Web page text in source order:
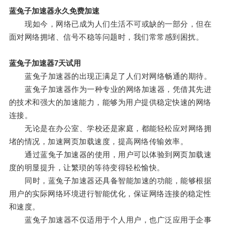
蓝兔子加速器永久免费加速
现如今，网络已成为人们生活不可或缺的一部分，但在
面对网络拥堵、信号不稳等问题时，我们常常感到困扰。
蓝兔子加速器7天试用
蓝兔子加速器的出现正满足了人们对网络畅通的期待。
蓝兔子加速器作为一种专业的网络加速器，凭借其先进
的技术和强大的加速能力，能够为用户提供稳定快速的网络
连接。
无论是在办公室、学校还是家庭，都能轻松应对网络拥
堵的情况，加速网页加载速度，提高网络传输效率。
通过蓝兔子加速器的使用，用户可以体验到网页加载速
度的明显提升，让繁琐的等待变得轻松愉快。
同时，蓝兔子加速器还具备智能加速的功能，能够根据
用户的实际网络环境进行智能优化，保证网络连接的稳定性
和速度。
蓝兔子加速器不仅适用于个人用户，也广泛应用于企事